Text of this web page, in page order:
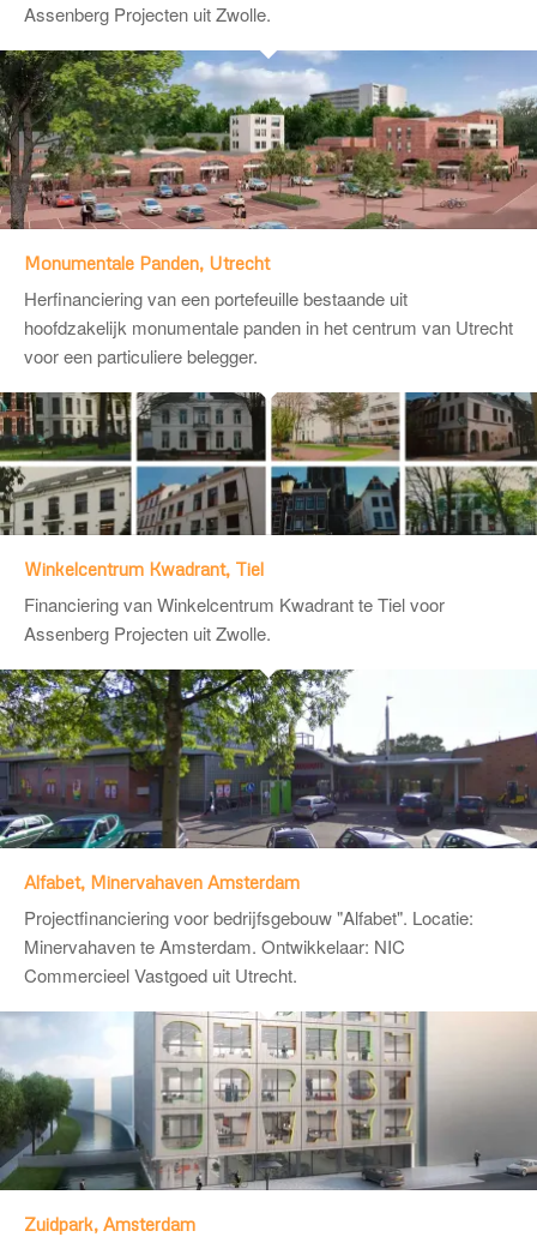
Assenberg Projecten uit Zwolle.
Monumentale Panden, Utrecht
Herfinanciering van een portefeuille bestaande uit
hoofdzakelijk monumentale panden in het centrum van Utrecht
voor een particuliere belegger.
Winkelcentrum Kwadrant, Tiel
Financiering van Winkelcentrum Kwadrant te Tiel voor
Assenberg Projecten uit Zwolle.
Alfabet, Minervahaven Amsterdam
Projectfinanciering voor bedrijfsgebouw "Alfabet". Locatie:
Minervahaven te Amsterdam. Ontwikkelaar: NIC
Commercieel Vastgoed uit Utrecht.
Zuidpark, Amsterdam